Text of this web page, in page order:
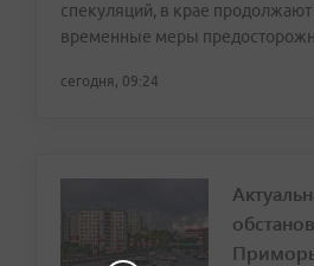
спекуляций, в крае продолжают
временные меры
сегодня, 09:24